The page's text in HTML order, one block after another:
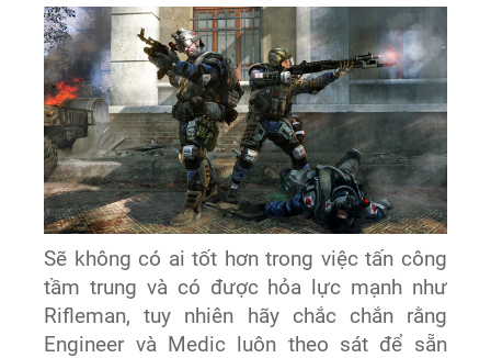
Sẽ không có ai tốt hơn trong việc tấn công
tầm trung và có được hỏa lực mạnh như
Rifleman, tuy nhiên hãy chắc chắn rằng
Engineer và Medic luôn theo sát để sẵn